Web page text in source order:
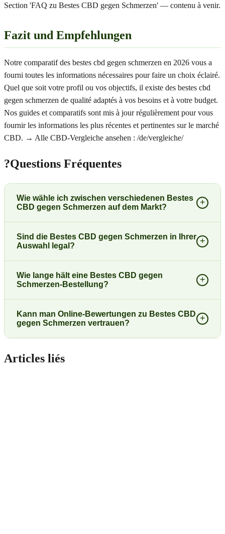
Section 'FAQ zu Bestes CBD gegen Schmerzen' — contenu à venir.
Fazit und Empfehlungen
Notre comparatif des bestes cbd gegen schmerzen en 2026 vous a
fourni toutes les informations nécessaires pour faire un choix éclairé.
Quel que soit votre profil ou vos objectifs, il existe des bestes cbd
gegen schmerzen de qualité adaptés à vos besoins et à votre budget.
Nos guides et comparatifs sont mis à jour régulièrement pour vous
fournir les informations les plus récentes et pertinentes sur le marché
CBD. → Alle CBD-Vergleiche ansehen : /de/vergleiche/
?Questions Fréquentes
Wie wähle ich zwischen verschiedenen Bestes
CBD gegen Schmerzen auf dem Markt?
+
Sind die Bestes CBD gegen Schmerzen in Ihrer
Auswahl legal?
+
Wie lange hält eine Bestes CBD gegen
Schmerzen-Bestellung?
+
Kann man Online-Bewertungen zu Bestes CBD
gegen Schmerzen vertrauen?
+
Articles liés